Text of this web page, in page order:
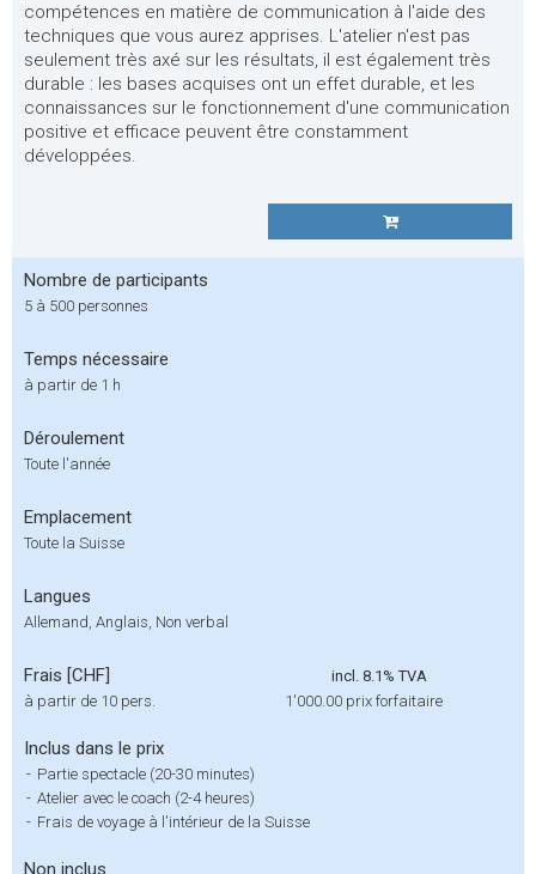
compétences en matière de communication à l'aide des
techniques que vous aurez apprises. L'atelier n'est pas
seulement très axé sur les résultats, il est également très
durable : les bases acquises ont un effet durable, et les
connaissances sur le fonctionnement d'une communication
positive et efficace peuvent être constamment
développées.
Nombre de participants
5 à 500 personnes
Temps nécessaire
à partir de 1 h
Déroulement
Toute l'année
Emplacement
Toute la Suisse
Langues
Allemand, Anglais, Non verbal
Frais [CHF]
incl. 8.1% TVA
à partir de 10 pers.
1'000.00 prix forfaitaire
Inclus dans le prix
- Partie spectacle (20-30 minutes)
- Atelier avec le coach (2-4 heures)
- Frais de voyage à l'intérieur de la Suisse
Non inclus